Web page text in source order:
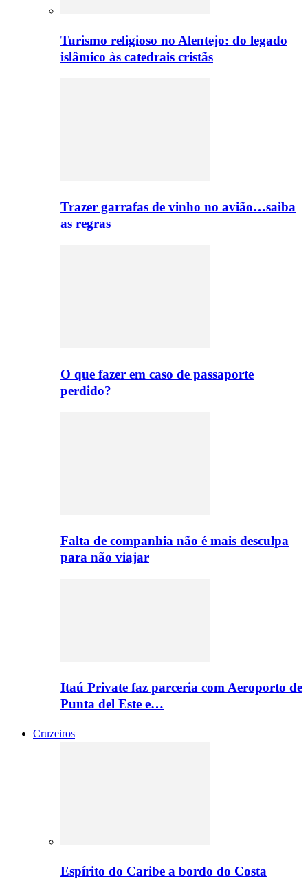
Turismo religioso no Alentejo: do legado
islâmico às catedrais cristãs
Trazer garrafas de vinho no avião…saiba
as regras
O que fazer em caso de passaporte
perdido?
Falta de companhia não é mais desculpa
para não viajar
Itaú Private faz parceria com Aeroporto de
Punta del Este e…
Cruzeiros
Espírito do Caribe a bordo do Costa